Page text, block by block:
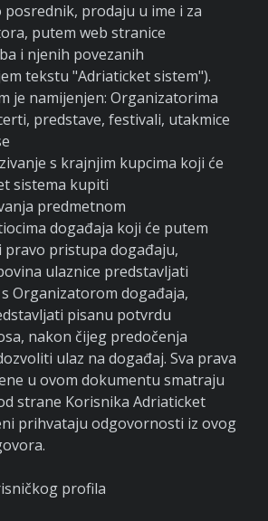
prodaju u ime i za
putem web stranice
i njenih povezanih
tekstu "Adriaticket sistem").
je namijenjen: Organizatorima
predstave, festivali, utakmice
s krajnjim kupcima koji će
sistema kupiti
predmetnom
događaja koji će putem
pristupa događaju,
ulaznice predstavljati
Organizatorom događaja,
pisanu potvrdu
nakon čijeg predočenja
ulaz na događaj. Sva prava
u ovom dokumentu smatraju
strane Korisnika Adriaticket
prihvataju odgovornosti iz ovog
profila